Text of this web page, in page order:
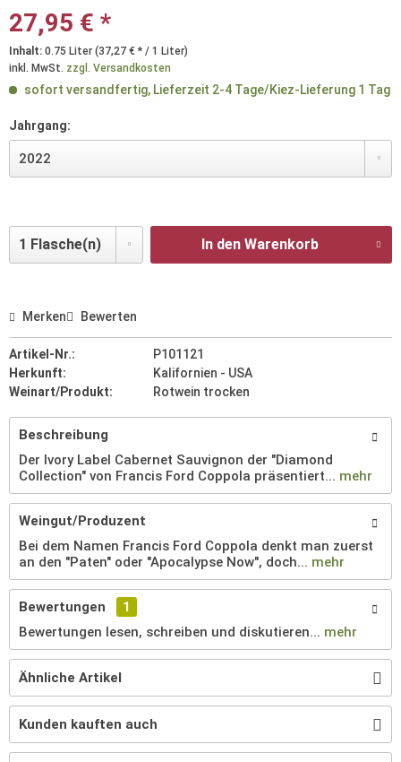
27,95 € *
Inhalt: 0.75 Liter (37,27 € * / 1 Liter)
inkl. MwSt. zzgl. Versandkosten
sofort versandfertig, Lieferzeit 2-4 Tage/Kiez-Lieferung 1 Tag
Jahrgang:
In den Warenkorb
Merken Bewerten
Artikel-Nr.:
P101121
Herkunft:
Kalifornien - USA
Weinart/Produkt:
Rotwein trocken
Beschreibung
Der Ivory Label Cabernet Sauvignon der "Diamond
Collection" von Francis Ford Coppola präsentiert... mehr
Weingut/Produzent
Bei dem Namen Francis Ford Coppola denkt man zuerst
an den "Paten" oder "Apocalypse Now", doch... mehr
Bewertungen
1
Bewertungen lesen, schreiben und diskutieren... mehr
Ähnliche Artikel
Kunden kauften auch